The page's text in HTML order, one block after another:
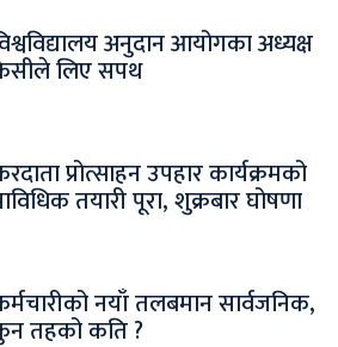
अनुदान आयोगका अध्यक्ष
लिए सपथ
प्रोत्साहन उपहार कार्यक्रमको
तयारी पूरा, शुक्रबार घोषणा
नयाँ तलबमान सार्वजनिक,
तहको कति ?